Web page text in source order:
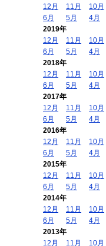
12月
11月 10月
6月
5月 4月
2019年
12月
11月 10月
6月
5月 4月
2018年
12月
11月 10月
6月
5月 4月
2017年
12月
11月 10月
6月
5月 4月
2016年
12月
11月 10月
6月
5月 4月
2015年
12月
11月 10月
6月
5月 4月
2014年
12月
11月 10月
6月
5月 4月
2013年
12月
11月 10月